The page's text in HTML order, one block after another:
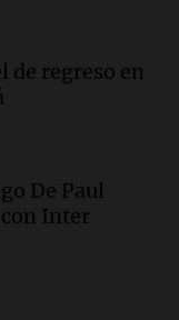
a
familia
el revés
de regreso en
De Paul
Inter